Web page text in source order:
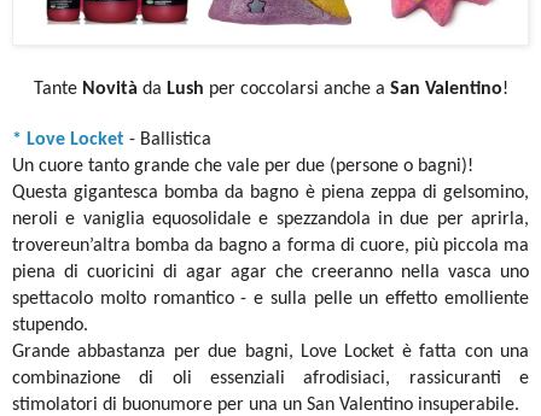
Tante Novità da Lush per coccolarsi anche a San Valentino!
* Love Locket - Ballistica
Un cuore tanto grande che vale per due (persone o bagni)!
Questa gigantesca bomba da bagno è piena zeppa di gelsomino,
neroli e vaniglia equosolidale e spezzandola in due per aprirla,
trovereun’altra bomba da bagno a forma di cuore, più piccola ma
piena di cuoricini di agar agar che creeranno nella vasca uno
spettacolo molto romantico - e sulla pelle un effetto emolliente
stupendo.
Grande abbastanza per due bagni, Love Locket è fatta con una
combinazione di oli essenziali afrodisiaci, rassicuranti e
stimolatori di buonumore per una un San Valentino insuperabile.